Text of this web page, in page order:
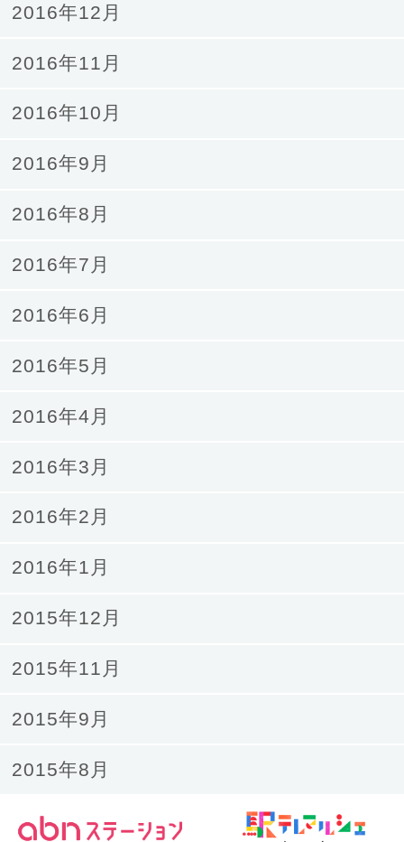
2016年12月
2016年11月
2016年10月
2016年9月
2016年8月
2016年7月
2016年6月
2016年5月
2016年4月
2016年3月
2016年2月
2016年1月
2015年12月
2015年11月
2015年9月
2015年8月